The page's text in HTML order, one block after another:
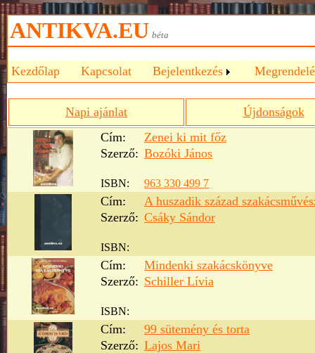
ANTIKVA.EU béta
Kezdőlap Kapcsolat Bejelentkezés
Napi ajánlat
Újdonságok
Cím:
Zenei ki mit főz
Szerző: Bozóki János
ISBN: 963 330 499 7
Cím:
A huszadik század
Szerző: Csáky Sándor
ISBN:
Cím:
Mindenki szakácskönyve
Szerző: Schiller Lívia
ISBN:
Cím:
99 sütemény és torta
Szerző: Lajos Mari